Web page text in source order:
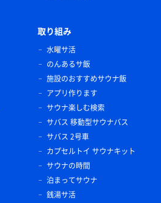
取り組み
水曜サ活
のんあるサ飯
施設のおすすめサウナ飯
アプリ作ります
サウナ楽しむ検索
サバス 移動型サウナバス
サバス 2号車
カプセルトイ サウナキット
サウナの時間
泊まってサウナ
銭湯サ活